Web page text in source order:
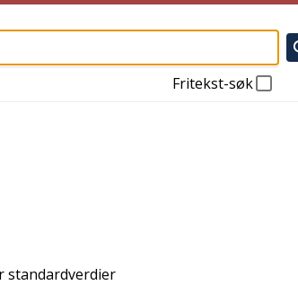
Fritekst-søk
standardverdier